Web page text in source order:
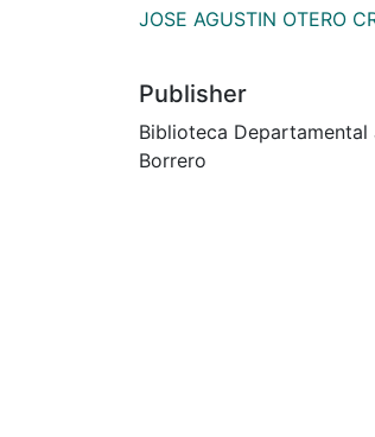
JOSE AGUSTIN OTERO
Publisher
Biblioteca Departamental
Borrero